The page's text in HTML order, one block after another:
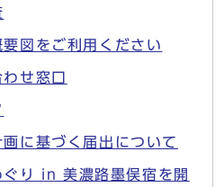
図をご利用ください
せ窓口
に基づく届出について
り in 美濃路墨俣宿を開